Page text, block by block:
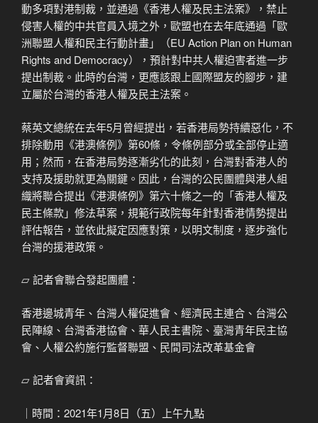
動多項對港制裁，並通過《香港人權及民主法案》，禁止
侵害人權的中共官員入境之外，歐盟也在去年底通過「歐
洲聯盟人權和民主行動計畫」（EU Action Plan on Human
Rights and Democracy），預計對中共人權迫害者進一步
提出制裁。此時的台灣，更應該跟上國際盟友的腳步，建
立屬於台灣的香港人權及民主法案。
蔡英文總統在去年5月曾經提出，若香港局勢持續惡化，不
排除動用《港澳條例》第60條，令條例部分或全部停止適
用；然而，在香港局勢逐漸劣化的此刻，台灣對香港人的
支持及援助就更為關鍵。因此，台灣的公民團體與港人組
織將聯合提出《港澳條例》第六十條之一的「香港人權及
民主條款」修法草案，規範行政院每年針對香港情勢提出
評估報告，並依此擬定因應對策，以明文制度，逐步強化
台灣的援港政策。
⏥ 記者會聯合發起團體：
香港邊城青年、台灣人權促進會、經濟民主連合、台灣公
民陣線、台灣香港協會、華人民主書院、臺灣青年民主協
會、人權公約施行監督聯盟、民間司法改革基金會
⏥ 記者會資訊：
｜時間：2021年1月8日（五）上午九點